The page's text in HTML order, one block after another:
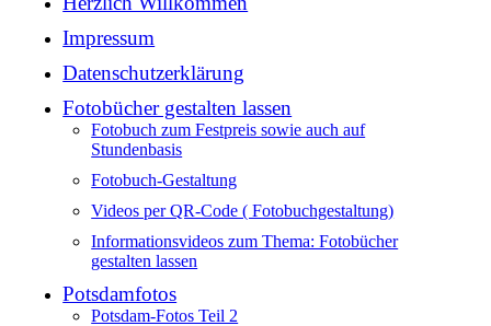
Impressum
Datenschutzerklärung
Fotobücher gestalten lassen
Fotobuch zum Festpreis sowie auch auf
Stundenbasis
Fotobuch-Gestaltung
Videos per QR-Code ( Fotobuchgestaltung)
Informationsvideos zum Thema: Fotobücher
gestalten lassen
Potsdamfotos
Potsdam-Fotos Teil 2